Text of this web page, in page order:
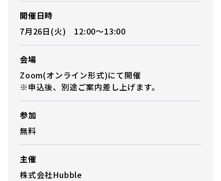
開催日時
7月26日(火) 12:00〜13:00
会場
Zoom(オンライン形式)にて開催
※申込後、別途ご案内差し上げます。
参加
無料
主催
株式会社Hubble